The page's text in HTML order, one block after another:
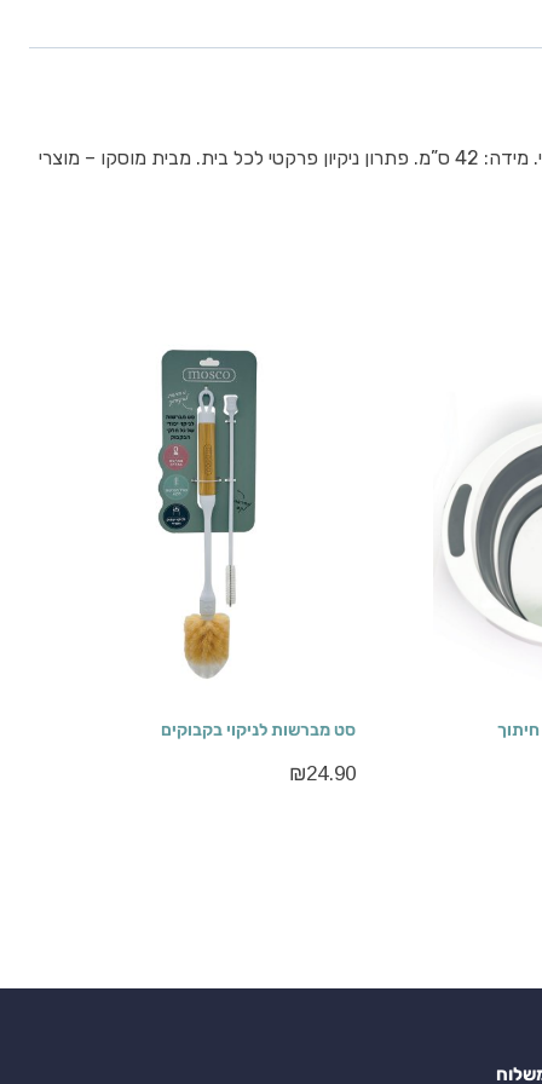
מגב סיליקון 42 ס”מ מסייע לכם לשמור על בית נקי ומסודר במאמץ מינימלי. עשוי מחומרים עמידים ואיכותיים, נוח לאחיזה ויעיל בשימוש היומיומי. מידה: 42 ס”מ. פתרון ניקיון פרקטי לכל בית. מבית מוסקו – מוצרי
סט מברשות לניקוי בקבוקים
₪24.90